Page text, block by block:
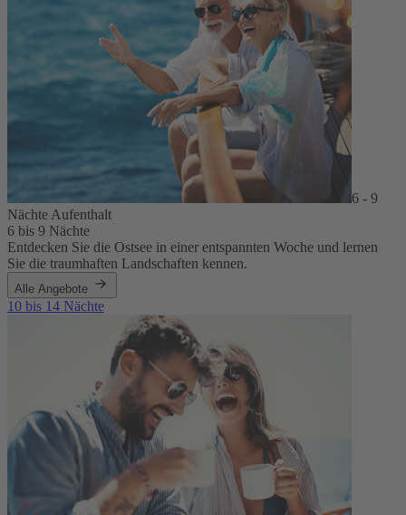
6 - 9
Nächte Aufenthalt
6 bis 9 Nächte
Entdecken Sie die Ostsee in einer entspannten Woche und lernen
Sie die traumhaften Landschaften kennen.
Alle Angebote
10 bis 14 Nächte